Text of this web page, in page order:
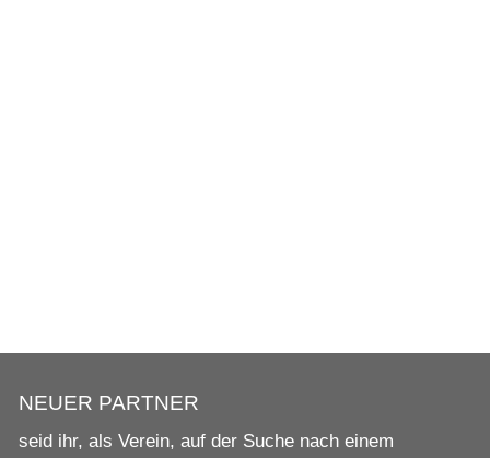
NEUER PARTNER
seid ihr, als Verein, auf der Suche nach einem